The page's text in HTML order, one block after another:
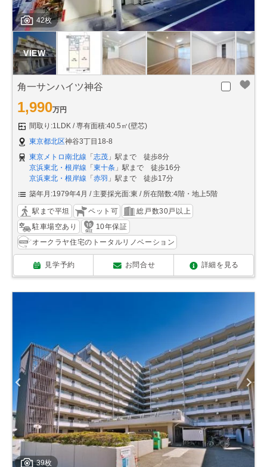
42枚
角一サンハイツ神谷
1,990万円
間取り:1LDK
専有面積:40.5㎡(壁芯)
東京都北区神谷3丁目18-8
東京メトロ南北線 「 志茂 」駅まで 徒歩8分
京浜東北・根岸線 「 東十条 」駅まで 徒歩16分
京浜東北・根岸線 「 赤羽 」駅まで 徒歩17分
築年月:1979年4月
主要採光面:東 所在階数:4階・地上5階
駅まで平坦 ペット可
総戸数30戸以上
駐車場空あり
10年保証
オークラヤ住宅のトータルリノベーション
見学予約 お問合せ 詳細を見る
39枚